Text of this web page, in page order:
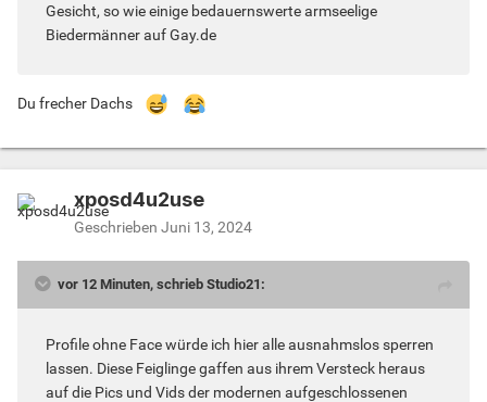
Gesicht, so wie einige bedauernswerte armseelige
Biedermänner auf Gay.de
Du frecher Dachs
xposd4u2use
Geschrieben Juni 13, 2024
vor 12 Minuten, schrieb Studio21:
Profile ohne Face würde ich hier alle ausnahmslos sperren
lassen. Diese Feiglinge gaffen aus ihrem Versteck heraus
auf die Pics und Vids der modernen aufgeschlossenen